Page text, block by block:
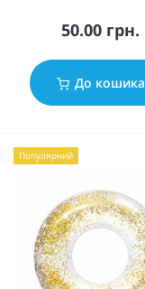
50.00 грн.
До кошика
Популярний